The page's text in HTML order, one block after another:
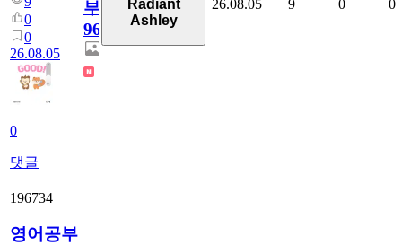
0
0
26.08.05
0
댓글
부
96
Radiant
Ashley
26.08.05 9 0 0
196734
영어공부